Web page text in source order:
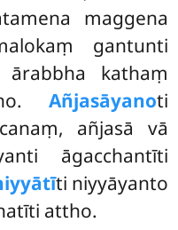
maggena
gantunti
ārabbha kathaṃ
Añjasāyanoti
añjasā vā
āgacchantīti
ti niyyāyanto
attho.